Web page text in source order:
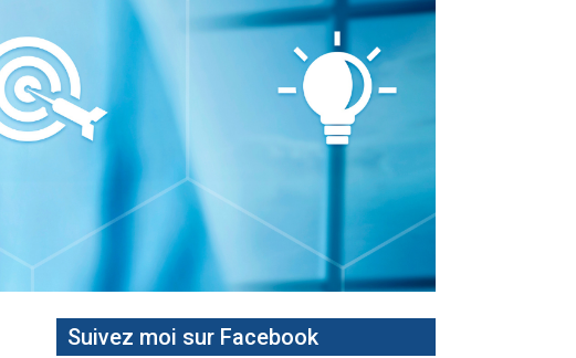
Next
Suivez moi sur Facebook